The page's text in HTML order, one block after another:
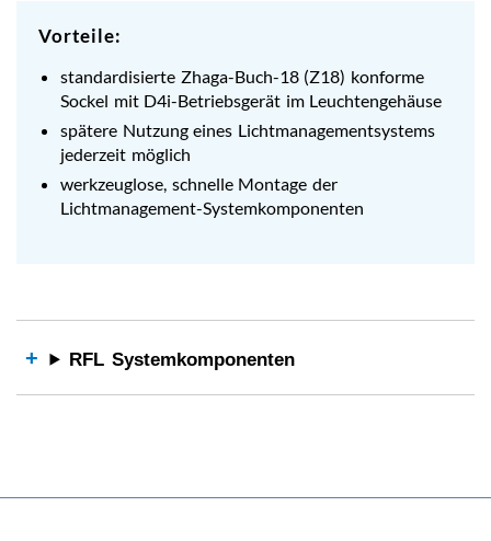
Vorteile:
standardisierte Zhaga-Buch-18 (Z18) konforme
Sockel mit D4i-Betriebsgerät im Leuchtengehäuse
spätere Nutzung eines Lichtmanagementsystems
jederzeit möglich
werkzeuglose, schnelle Montage der
Lichtmanagement-Systemkomponenten
RFL Systemkomponenten